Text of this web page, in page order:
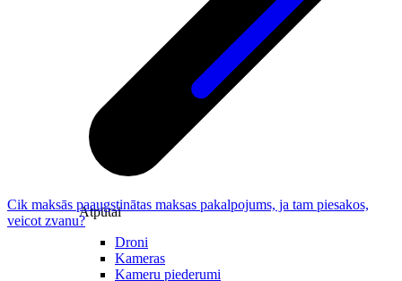
Atpūtai
Droni
Kameras
Kameru piederumi
Cik maksās paaugstinātas maksas pakalpojums, ja tam piesakos,
veicot zvanu?